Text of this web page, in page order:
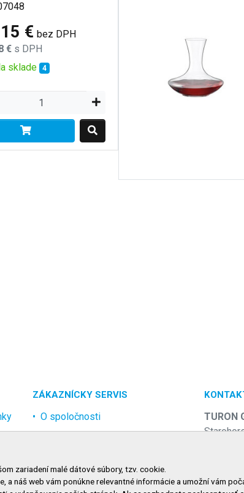
€ bez DPH
€ s DPH
sklade
4
ZÁKAZNÍCKY SERVIS
O spoločnosti
Kontakt
TURON
Telefón:
zariadení malé dátové súbory, tzv. cookie.
náš web vám ponúkne relevantné informácie a umožní vám